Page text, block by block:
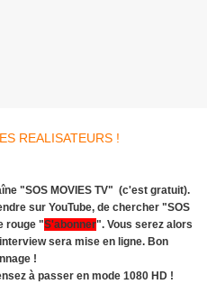
"SOS MOVIES TV" (c'est gratuit).
sur YouTube, de chercher "SOS
rouge "S'abonner". Vous serez alors
sera mise en ligne. Bon
!
à passer en mode 1080 HD !